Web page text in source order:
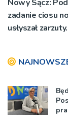
Nowy Sącz:
zadanie ciosu
usłyszał